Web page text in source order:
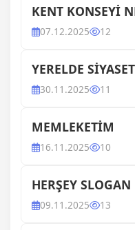
KENT KONSEYİ
07.12.2025 12
YERELDE SİYASET
30.11.2025 11
MEMLEKETİM
16.11.2025 10
HERŞEY SLOGAN
09.11.2025 13